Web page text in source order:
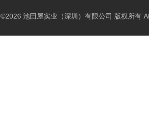
©2026 池田屋实业（深圳）有限公司 版权所有